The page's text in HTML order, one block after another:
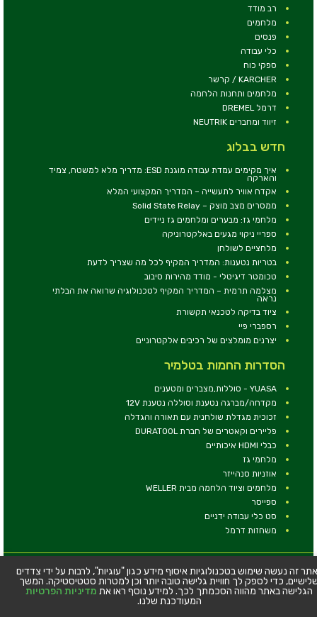
רב מודד
מלחמים
פנסים
כלי עבודה
ספקי כוח
KARCHER / קרשר
מלחמים ותחנות הלחמה
דרמל DREMEL
זיווד ומחברים NEUTRIK
חדש בבלוג
איך מקימים עמדת עבודה מוגנת ESD: מדריך מלא למשטח, צמיד
והארקה
אקדח אוויר לתעשייה – המדריך המקצועי המלא
ממסרים מצב מוצק – Solid State Relay
מלחמי גז: מבערים ומלחמים גז ניידים
ספריי ניקוי מגעים באלקטרוניקה
מלחציים לשולחן
בטריות נטענות: המדריך המקיף לכל מה שצריך לדעת
טכומטר דיגיטלי - מודד מהירות סיבוב
מצלמה תרמית – המדריך המקיף לטכנולוגיה שרואה את הבלתי
נראה
ציוד בדיקה לטכנאי תקשורת
רספברי פיי
יצרנים מומלצים של רכיבים אלקטרוניים
הסדרות החמות בטלמיר
YUASA - סוללות,מצברים ומטענים
מקדחה/מברגה נטענת וסוללה נטענת 12V
זכוכית מגדלת שולחנית עם תאורה והגדלה
פליירים וקאטרים של חברת DURATOOL
כבלי HDMI איכותיים
מלחמי גז
אוזניות סנהייזר
מלחמים וציוד הלחמה מבית WELLER
ספייסר
סט כלי עבודה ידניים
משחזות דרמל
© כל הזכויות שמורות - טלמיר אלקטרוניקה בע''מ
כתובת: דרך העצמאות 63, חיפה
טלפון:04-8534564
זה נעשה שימוש בטכנולוגיות איסוף מידע כגון "עוגיות", לרבות על ידי צדדים
כדי לספק לך חוויית גלישה טובה יותר וכן למטרות סטטיסטיקה. המשך
הגלישה באתר מהווה הסכמתך לכך. למידע נוסף ראו את מדיניות הפרטיות
המעודכנת שלנו.